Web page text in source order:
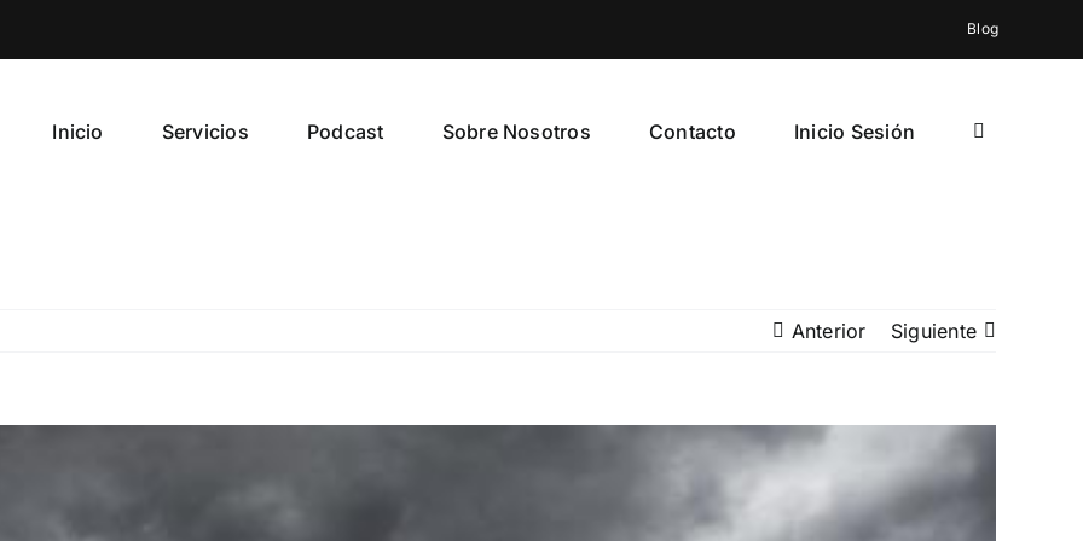
Blog
Inicio Servicios Podcast Sobre Nosotros Contacto Inicio Sesión
Anterior Siguiente